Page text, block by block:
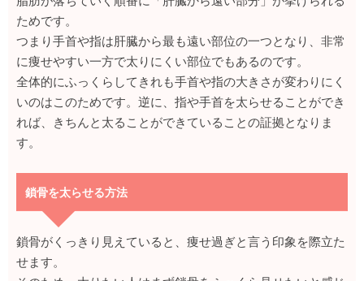
ためです。
つまり手首や指は肝臓から最も遠い部位の一つとなり、非常
に痩せやすい一方で太りにくい部位でもあるのです。
全体的にふっくらしてきれも手首や指の大きさが変わりにく
いのはこのためです。逆に、指や手首を太らせることができ
れば、きちんと太ることができていることの証拠となりま
す。
鎖骨を太らせる方法
鎖骨がくっきり見えていると、痩せ過ぎと言う印象を際立た
せます。